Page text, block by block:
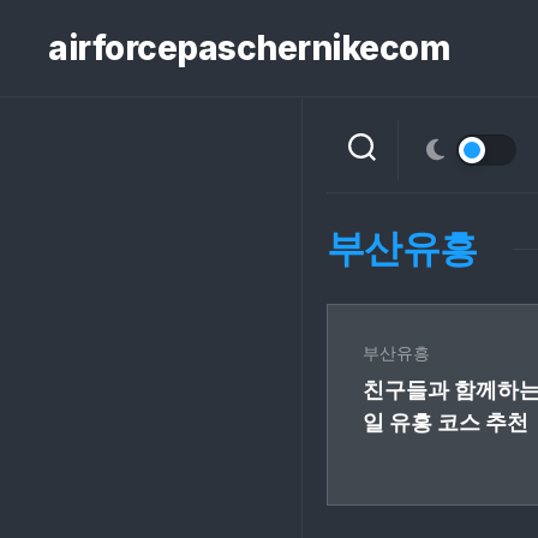
airforcepaschernikecom
부산유흥
부산유흥
친구들과 함께하
일 유흥 코스 추천